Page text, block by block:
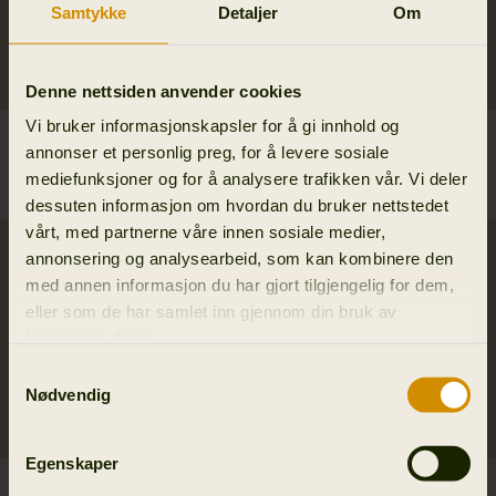
Samtykke Detaljer Om
Denne nettsiden anvender cookies
Vi bruker informasjonskapsler for å gi innhold og
annonser et personlig preg, for å levere sosiale
mediefunksjoner og for å analysere trafikken vår. Vi deler
dessuten informasjon om hvordan du bruker nettstedet
vårt, med partnerne våre innen sosiale medier,
annonsering og analysearbeid, som kan kombinere den
med annen informasjon du har gjort tilgjengelig for dem,
eller som de har samlet inn gjennom din bruk av
Nødvendig
Egenskaper
99.95 EUR
6colors
Milford Skjorte
99.95 EUR
6colors